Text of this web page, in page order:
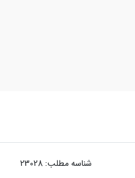
شناسه مطلب: 23028